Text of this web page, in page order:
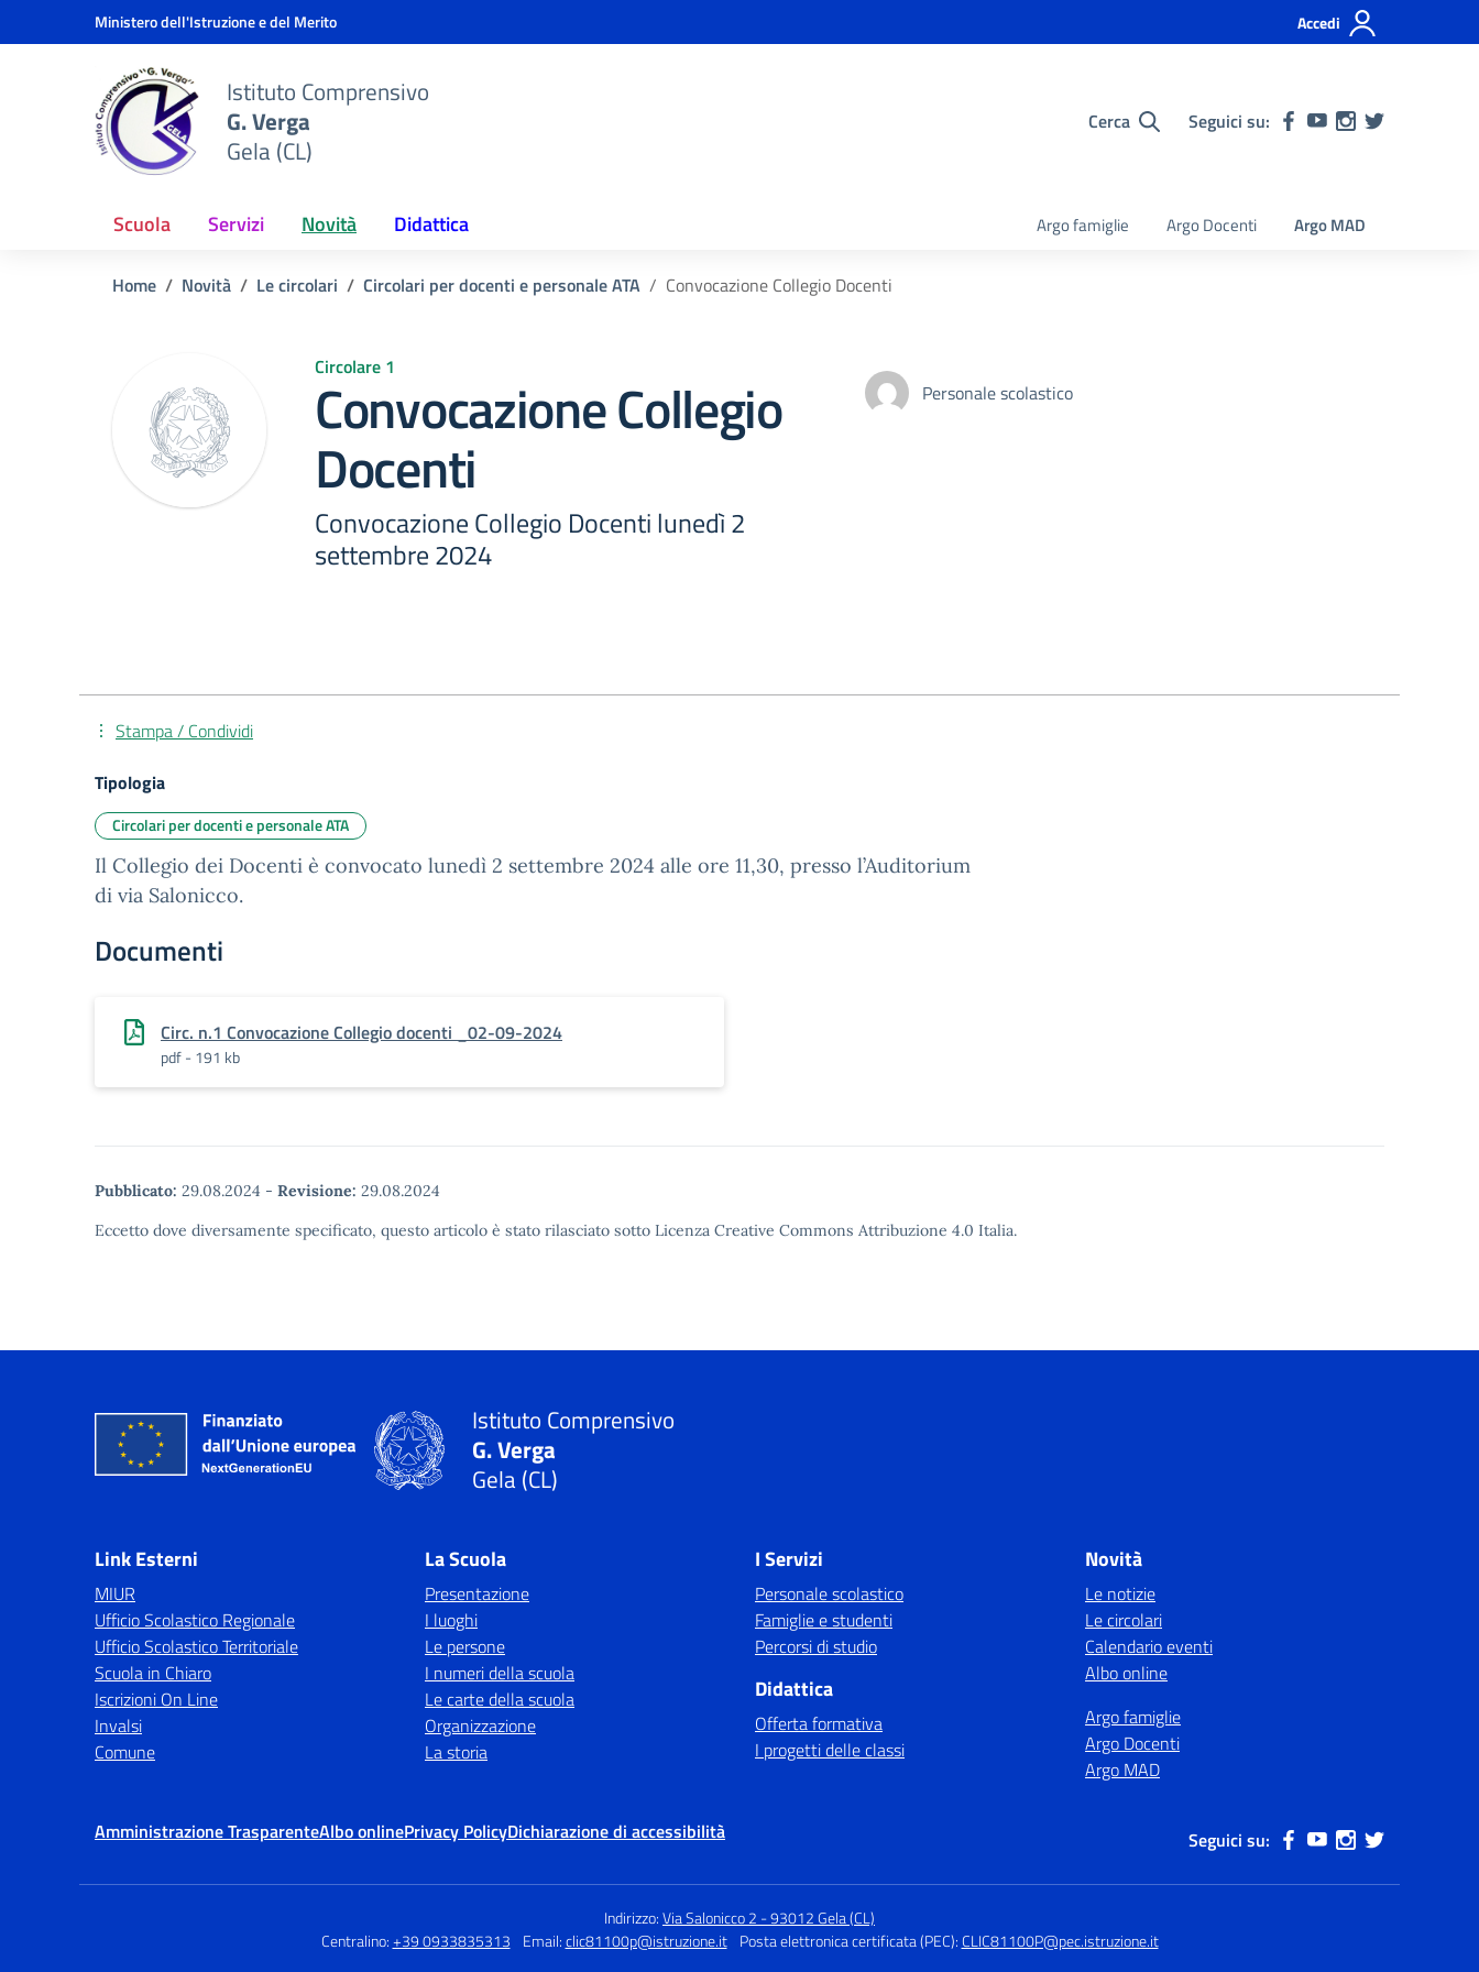
Vai ai contenuti
Vai al menu di navigazioneMinistero dell'Istruzione e del Merito Accedi
Istituto Comprensivo
G. Verga
Gela (CL)
Cerca Seguici su:
Scuola Servizi Novità Didattica Argo famiglie Argo Docenti Argo MAD
Home Novità Le circolari Circolari per docenti e personale ATA Convocazione Collegio Docenti
Circolare 1
Convocazione Collegio
Docenti
Convocazione Collegio Docenti lunedì 2
settembre 2024
Personale scolastico
Il Collegio dei Docenti è convocato lunedì 2 settembre 2024 alle ore 11,30, presso l’Auditorium
di via Salonicco.
Documenti
Circ. n.1 Convocazione Collegio docenti _02-09-2024
pdf - 191 kb
Pubblicato: 29.08.2024 - Revisione: 29.08.2024
Eccetto dove diversamente specificato, questo articolo è stato rilasciato sotto Licenza Creative Commons Attribuzione 4.0 Italia.
Stampa / Condividi
Tipologia
Circolari per docenti e personale ATA
Istituto Comprensivo
G. Verga
Gela (CL)
Link Esterni
MIUR
Ufficio Scolastico Regionale
Ufficio Scolastico Territoriale
Scuola in Chiaro
Iscrizioni On Line
Invalsi
Comune
La Scuola
Presentazione
I luoghi
Le persone
I numeri della scuola
Le carte della scuola
Organizzazione
La storia
I Servizi
Personale scolastico
Famiglie e studenti
Percorsi di studio
Didattica
Offerta formativa
I progetti delle classi
Novità
Le notizie
Le circolari
Calendario eventi
Albo online
Argo famiglie
Argo Docenti
Argo MAD
Amministrazione TrasparenteAlbo onlinePrivacy PolicyDichiarazione di accessibilità Seguici su:
Indirizzo:Via Salonicco 2 - 93012 Gela (CL)
Centralino:+39 0933835313 Email:clic81100p@istruzione.it Posta elettronica certificata (PEC):CLIC81100P@pec.istruzione.it